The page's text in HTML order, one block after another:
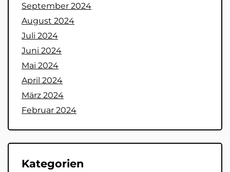
September 2024
August 2024
Juli 2024
Juni 2024
Mai 2024
April 2024
März 2024
Februar 2024
Kategorien